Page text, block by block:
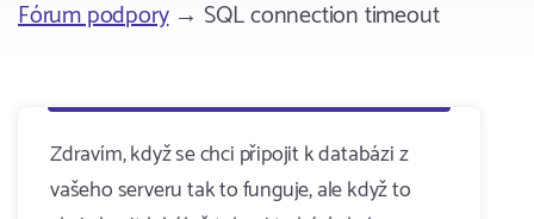
Fórum podpory→ SQL connection timeout
Zdravím, když se chci připojit k databázi z
vašeho serveru tak to funguje, ale když to